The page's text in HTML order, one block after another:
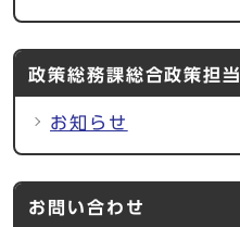
政策総務課総合政策担当
お知らせ
お問い合わせ